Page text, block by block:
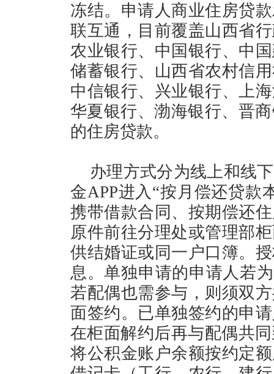
冻结。申请人商业住房贷
联互通，目前覆盖山西省
农业银行、中国银行、中
储蓄银行、山西省农村信
中信银行、兴业银行、上
华夏银行、渤海银行、晋
的住房贷款。
办理方式分为线上和线
金APP进入“按月偿还贷款
携带借款合同、按期偿还
原件前往分理处或管理部
供结婚证或同一户口簿。
息。单独申请的申请人若
若配偶也需参与，则须双
面签约。已单独签约的申
在柜面解约后再与配偶共
将公积金账户余额按约定